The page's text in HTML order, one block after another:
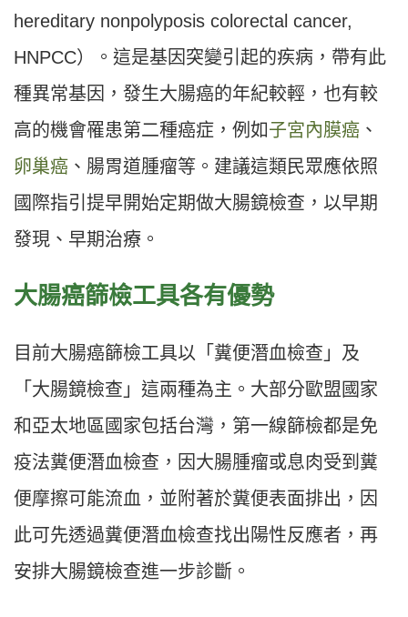
hereditary nonpolyposis colorectal cancer,
HNPCC）。這是基因突變引起的疾病，帶有此
種異常基因，發生大腸癌的年紀較輕，也有較
高的機會罹患第二種癌症，例如子宮內膜癌 、
卵巢癌 、腸胃道腫瘤等。建議這類民眾應依照
國際指引提早開始定期做大腸鏡檢查，以早期
發現、早期治療。
大腸癌篩檢工具各有優勢
目前大腸癌篩檢工具以「糞便潛血檢查」及
「大腸鏡檢查」這兩種為主。大部分歐盟國家
和亞太地區國家包括台灣，第一線篩檢都是免
疫法糞便潛血檢查，因大腸腫瘤或息肉受到糞
便摩擦可能流血，並附著於糞便表面排出，因
此可先透過糞便潛血檢查找出陽性反應者，再
安排大腸鏡檢查進一步診斷。